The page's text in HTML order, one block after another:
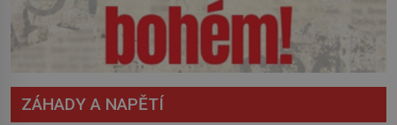
ZÁHADY A NAPĚTÍ